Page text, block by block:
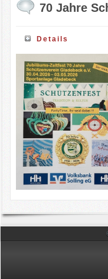
70 Jahre
Details